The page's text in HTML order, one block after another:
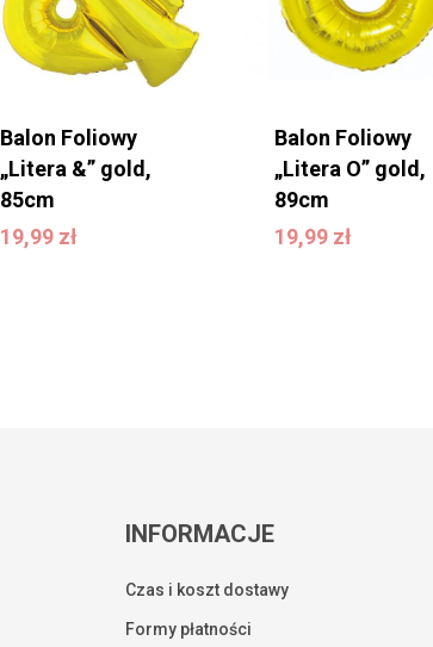
Balon Foliowy
„Litera &” gold,
85cm
19,99 zł
19,99
Balon Foliowy
„Litera O” gold,
89cm
19,99 zł
19,99
INFORMACJE
Czas i koszt dostawy
Formy płatności